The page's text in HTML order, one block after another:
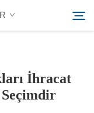
Ara
İhracat